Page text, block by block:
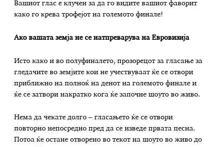
Вашиот глас е клучен за да го видите вашиот фаворит
како го крева трофејот на големото финале!
Ако вашата земја не се натпреварува на Евровизија
Исто како и во полуфиналето, прозорецот за гласање за
гледачите во земјите кои не учествуваат ќе се отвори
приближно на полноќ на денот на големото финале и
ќе се затвори накратко кога ќе започне шоуто во живо.
Нема да чекате долго – гласањето ќе се отвори
повторно непосредно пред да се изведе првата песна.
Потоа ќе остане отворено во текот на шоуто во живо до